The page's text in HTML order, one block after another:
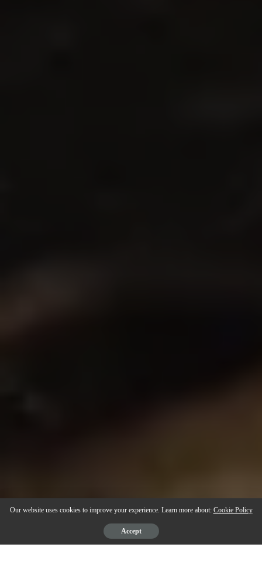
Our website uses cookies to improve your experience. Learn more about: Cookie Policy
Accept